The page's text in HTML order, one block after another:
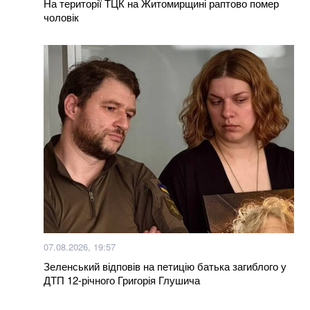
На території ТЦК на Житомирщині раптово помер
чоловік
07.08.2026, 19:57
Зеленський відповів на петицію батька загиблого у
ДТП 12-річного Григорія Глушича